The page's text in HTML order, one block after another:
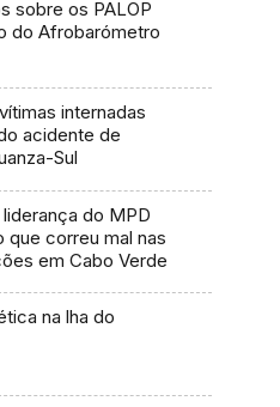
sobre os PALOP
do Afrobarómetro
internadas
acidente de
Sul
do MPD
que correu mal nas
em Cabo Verde
na lha do